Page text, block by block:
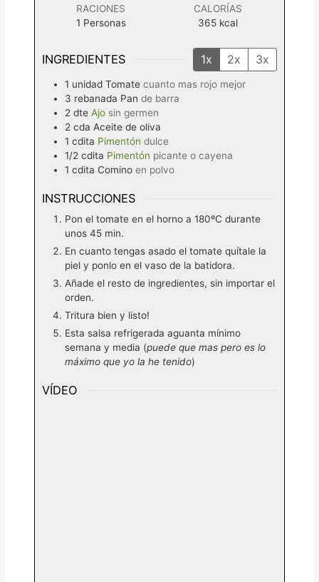
RACIONES
1 Personas
CALORÍAS
365 kcal
INGREDIENTES 1x 2x 3x
1 unidad Tomate cuanto mas rojo mejor
3 rebanada Pande barra
2 dte Ajo sin germen
2 cda Aceite de oliva
1 cdita Pimentón dulce
1/2 cdita Pimentón picante o cayena
1 cdita Cominoen polvo
INSTRUCCIONES
Pon el tomate en el horno a 180ºC durante
unos 45 min.
En cuanto tengas asado el tomate quítale la
piel y ponlo en el vaso de la batidora.
Añade el resto de ingredientes, sin importar el
orden.
Tritura bien y listo!
Esta salsa refrigerada aguanta mínimo
semana y media (puede que mas pero es lo
máximo que yo la he tenido)
VÍDEO